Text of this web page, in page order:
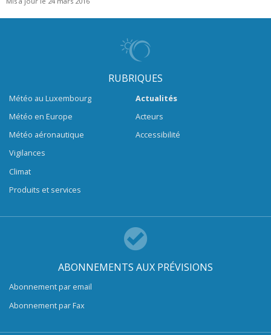
RUBRIQUES
Météo au Luxembourg
Météo en Europe
Météo aéronautique
Vigilances
Climat
Produits et services
Actualités
Acteurs
Accessibilité
ABONNEMENTS AUX PRÉVISIONS
Abonnement par email
Abonnement par Fax